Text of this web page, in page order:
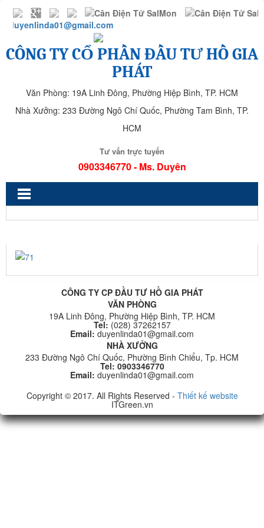
duyenlinda01@gmail.com
CÔNG TY CỔ PHẦN ĐẦU TƯ HỒ GIA
PHÁT
Văn Phòng: 19A Linh Đông, Phường Hiệp Bình, TP. HCM
Nhà Xưởng: 233 Đường Ngô Chí Quốc, Phường Tam Bình, TP.
HCM
Tư vấn trực tuyến
0903346770 - Ms. Duyên
CÔNG TY CP ĐẦU TƯ HỒ GIA PHÁT
VĂN PHÒNG
19A Linh Đông, Phường Hiệp Bình, TP. HCM
Tel: (028) 37262157
Email: duyenlinda01@gmail.com
NHÀ XƯỞNG
233 Đường Ngô Chí Quốc, Phường Bình Chiểu, Tp. HCM
Tel: 0903346770
Email: duyenlinda01@gmail.com
Copyright © 2017. All Rights Reserved - Thiết kế website
ITGreen.vn